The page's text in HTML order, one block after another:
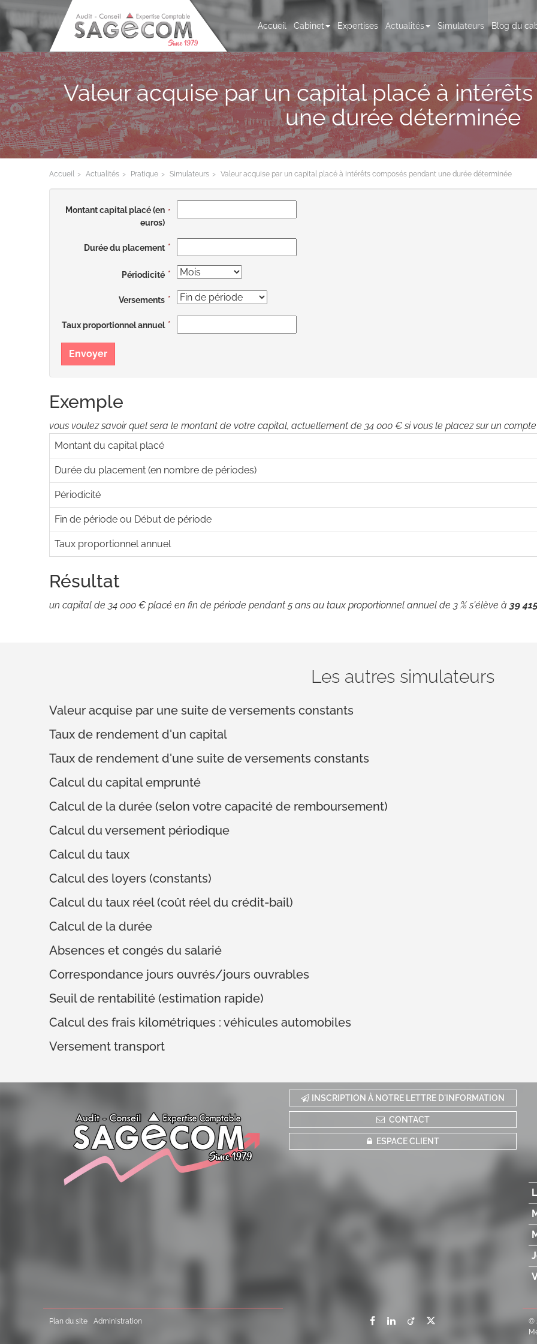
Accueil Cabinet Expertises Actualités Simulateurs Blog du
Valeur acquise par un capital placé à
une durée déterminée
Accueil Actualités Pratique Simulateurs Valeur acquise par un capital placé à intérêts composés pendant une durée déterminée
Montant capital placé (en
euros)
Durée du placement
Périodicité
Versements
Taux proportionnel annuel
Envoyer
Exemple
vous voulez savoir quel sera le montant de votre capital, actuellement de 34 000 € si vous le placez sur un
Montant du capital placé
Durée du placement (en nombre de périodes)
Périodicité
Fin de période ou Début de période
Taux proportionnel annuel
Résultat
un capital de 34 000 € placé en fin de période pendant 5 ans au taux proportionnel annuel de 3 % s'élève à 39
Les autres simulateurs
Valeur acquise par une suite de versements constants
Taux de rendement d'un capital
Taux de rendement d'une suite de versements constants
Calcul du capital emprunté
Calcul de la durée (selon votre capacité de remboursement)
Calcul du versement périodique
Calcul du taux
Calcul des loyers (constants)
Calcul du taux réel (coût réel du crédit-bail)
Calcul de la durée
Absences et congés du salarié
Correspondance jours ouvrés/jours ouvrables
Seuil de rentabilité (estimation rapide)
Calcul des frais kilométriques : véhicules automobiles
Versement transport
INSCRIPTION À NOTRE LETTRE D'INFORMATION
CONTACT
ESPACE CLIENT
Plan du site Administration ©